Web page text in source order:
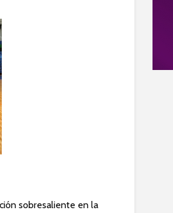
sobresaliente en la